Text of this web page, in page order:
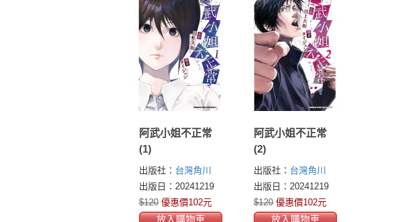
阿武小姐不正常
(1)
出版社： 台灣角川
出版日：20241219
$120 優惠價102元
放入購物車
阿武小姐不正常
(2)
出版社： 台灣角川
出版日：20241219
$120 優惠價102元
放入購物車